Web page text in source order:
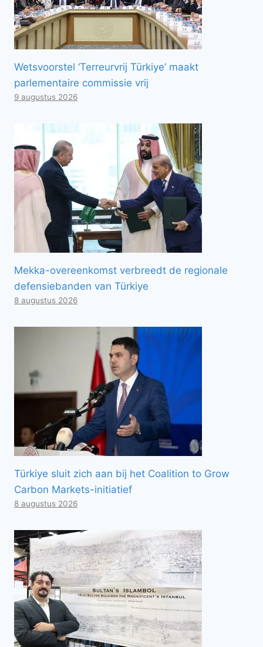
Wetsvoorstel ‘Terreurvrij Türkiye’ maakt
parlementaire commissie vrij
9 augustus 2026
Mekka-overeenkomst verbreedt de regionale
defensiebanden van Türkiye
8 augustus 2026
Türkiye sluit zich aan bij het Coalition to Grow
Carbon Markets-initiatief
8 augustus 2026